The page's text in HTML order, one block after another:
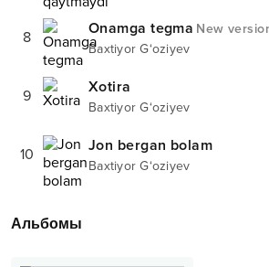
8 Onamga tegma New
Baxtiyor G‘oziyev
9 Xotira
Baxtiyor G‘oziyev
10 Jon bergan bolam
Baxtiyor G‘oziyev
Альбомы